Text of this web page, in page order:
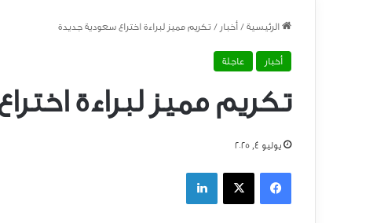
الرئيسية / أخبار / تكريم مميز لبراءة اختراع سعودية جديدة
أخبار عاجلة
تكريم مميز لبراءة
يوليو 4, 2025
فيسبوك ‫X لينكدإن